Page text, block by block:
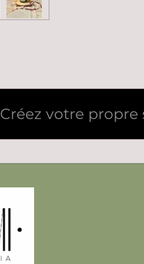
Créez votre